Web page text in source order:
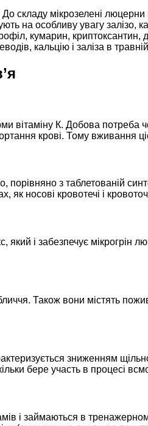
складу мікрозелені
на особливу увагу
кумарин, криптоксантин,
кальцію і заліза в
К. Добова потреба
крові. Тому
з таблетованій
носові кровотечі і
і забезпечує мікрогрін
Також вони містять
зниженням
бере участь в процесі
і займаються в